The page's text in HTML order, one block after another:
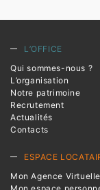
L’OFFICE
Qui sommes-nous ?
L’organisation
Notre patrimoine
Recrutement
Actualités
Contacts
ESPACE
Mon Agence Virtuelle